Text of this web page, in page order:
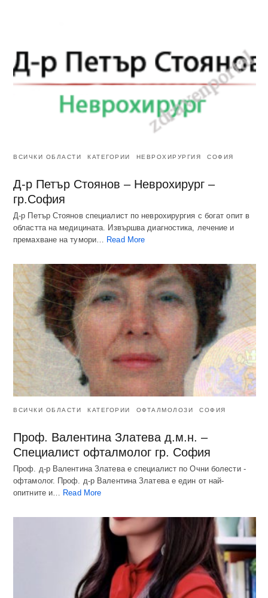
ВСИЧКИ ОБЛАСТИ КАТЕГОРИИ НЕВРОХИРУРГИЯ СОФИЯ
Д-р Петър Стоянов – Неврохирург –
гр.София
Д-р Петър Стоянов специалист по неврохирургия с богат опит в
областта на медицината. Извършва диагностика, лечение и
премахване на тумори… Read More
ВСИЧКИ ОБЛАСТИ КАТЕГОРИИ ОФТАЛМОЛОЗИ СОФИЯ
Проф. Валентина Златева д.м.н. –
Специалист офталмолог гр. София
Проф. д-р Валентина Златева е специалист по Очни болести -
офтамолог. Проф. д-р Валентина Златева е един от най-
опитните и…
Read More